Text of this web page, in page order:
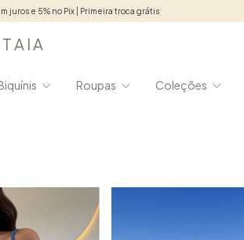
juros e 5% no Pix | Primeira troca grátis
T A I A
Roupas Coleções